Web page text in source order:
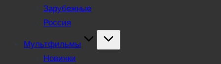
Зарубежные
Россия
Мультфильмы
Новинки